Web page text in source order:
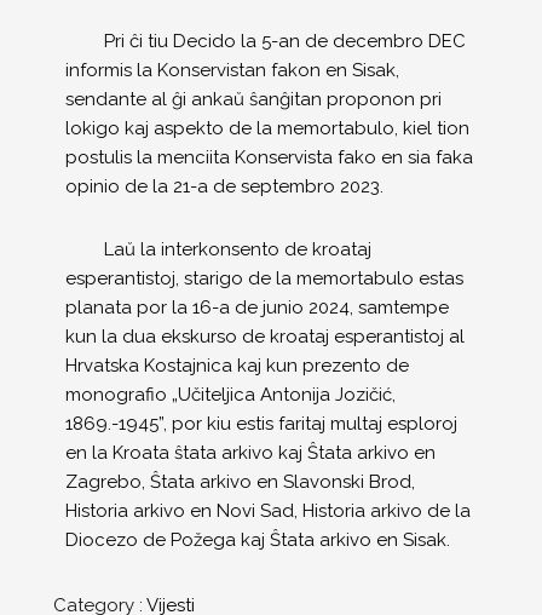
Pri ĉi tiu Decido la 5-an de decembro DEC
informis la Konservistan fakon en Sisak,
sendante al ĝi ankaŭ ŝanĝitan proponon pri
lokigo kaj aspekto de la memortabulo, kiel tion
postulis la menciita Konservista fako en sia faka
opinio de la 21-a de septembro 2023.
Laŭ la interkonsento de kroataj
esperantistoj, starigo de la memortabulo estas
planata por la 16-a de junio 2024, samtempe
kun la dua ekskurso de kroataj esperantistoj al
Hrvatska Kostajnica kaj kun prezento de
monografio „Učiteljica Antonija Jozičić,
1869.-1945”, por kiu estis faritaj multaj esploroj
en la Kroata ŝtata arkivo kaj Ŝtata arkivo en
Zagrebo, Ŝtata arkivo en Slavonski Brod,
Historia arkivo en Novi Sad, Historia arkivo de la
Diocezo de Požega kaj Ŝtata arkivo en Sisak.
Category : Vijesti